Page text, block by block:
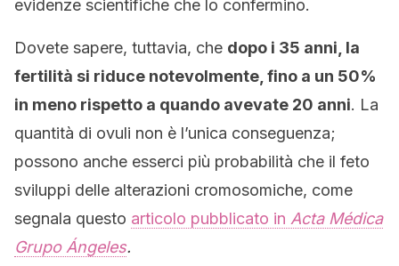
evidenze scientifiche che lo confermino.
Dovete sapere, tuttavia, che dopo i 35 anni, la
fertilità si riduce notevolmente, fino a un 50%
in meno rispetto a quando avevate 20 anni. La
quantità di ovuli non è l’unica conseguenza;
possono anche esserci più probabilità che il feto
sviluppi delle alterazioni cromosomiche, come
segnala questo articolo pubblicato in Acta Médica
Grupo Ángeles.